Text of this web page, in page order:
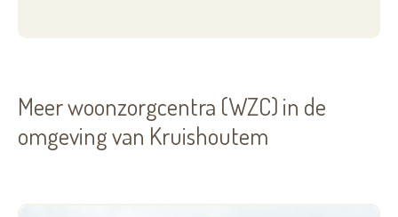
Meer woonzorgcentra (WZC) in de
omgeving van Kruishoutem